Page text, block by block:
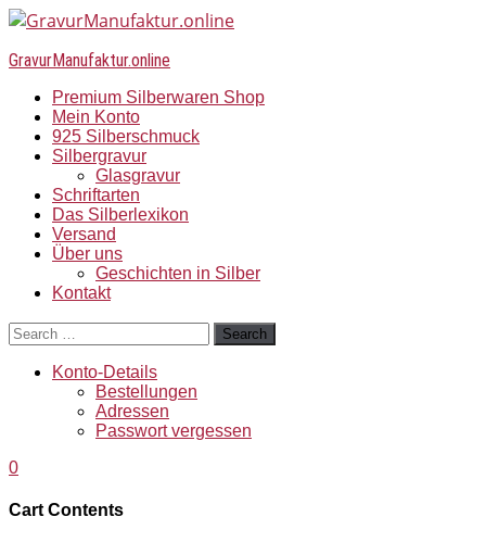
GravurManufaktur.online
Premium Silberwaren Shop
Mein Konto
925 Silberschmuck
Silbergravur
Glasgravur
Schriftarten
Das Silberlexikon
Versand
Über uns
Geschichten in Silber
Kontakt
Search
Konto-Details
Bestellungen
Adressen
Passwort vergessen
0
Cart Contents